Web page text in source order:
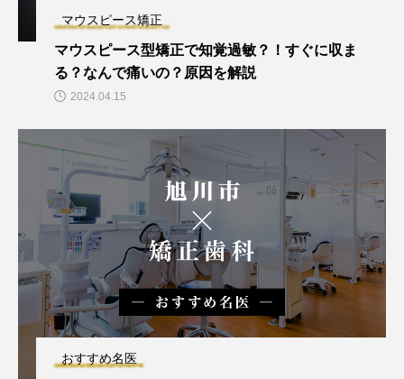
マウスピース矯正
マウスピース型矯正で知覚過敏？！すぐに収ま
る？なんで痛いの？原因を解説
2024.04.15
おすすめ名医